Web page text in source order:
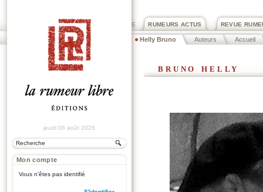
REVUE
RUMEURS ACTUS
PRIX ROGER DEXTRE
Helly Bruno Auteurs Accueil
jeudi 06 août 2026
Mon compte
Vous n'êtes pas identifié
bruno helly